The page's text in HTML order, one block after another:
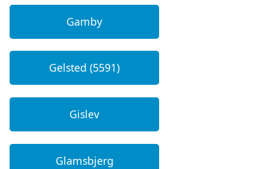
Gamby
Gelsted (5591)
Gislev
Glamsbjerg